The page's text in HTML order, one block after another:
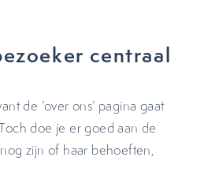
centraal
de ‘over ons’ pagina gaat
doe je er goed aan de
zijn of haar behoeften,